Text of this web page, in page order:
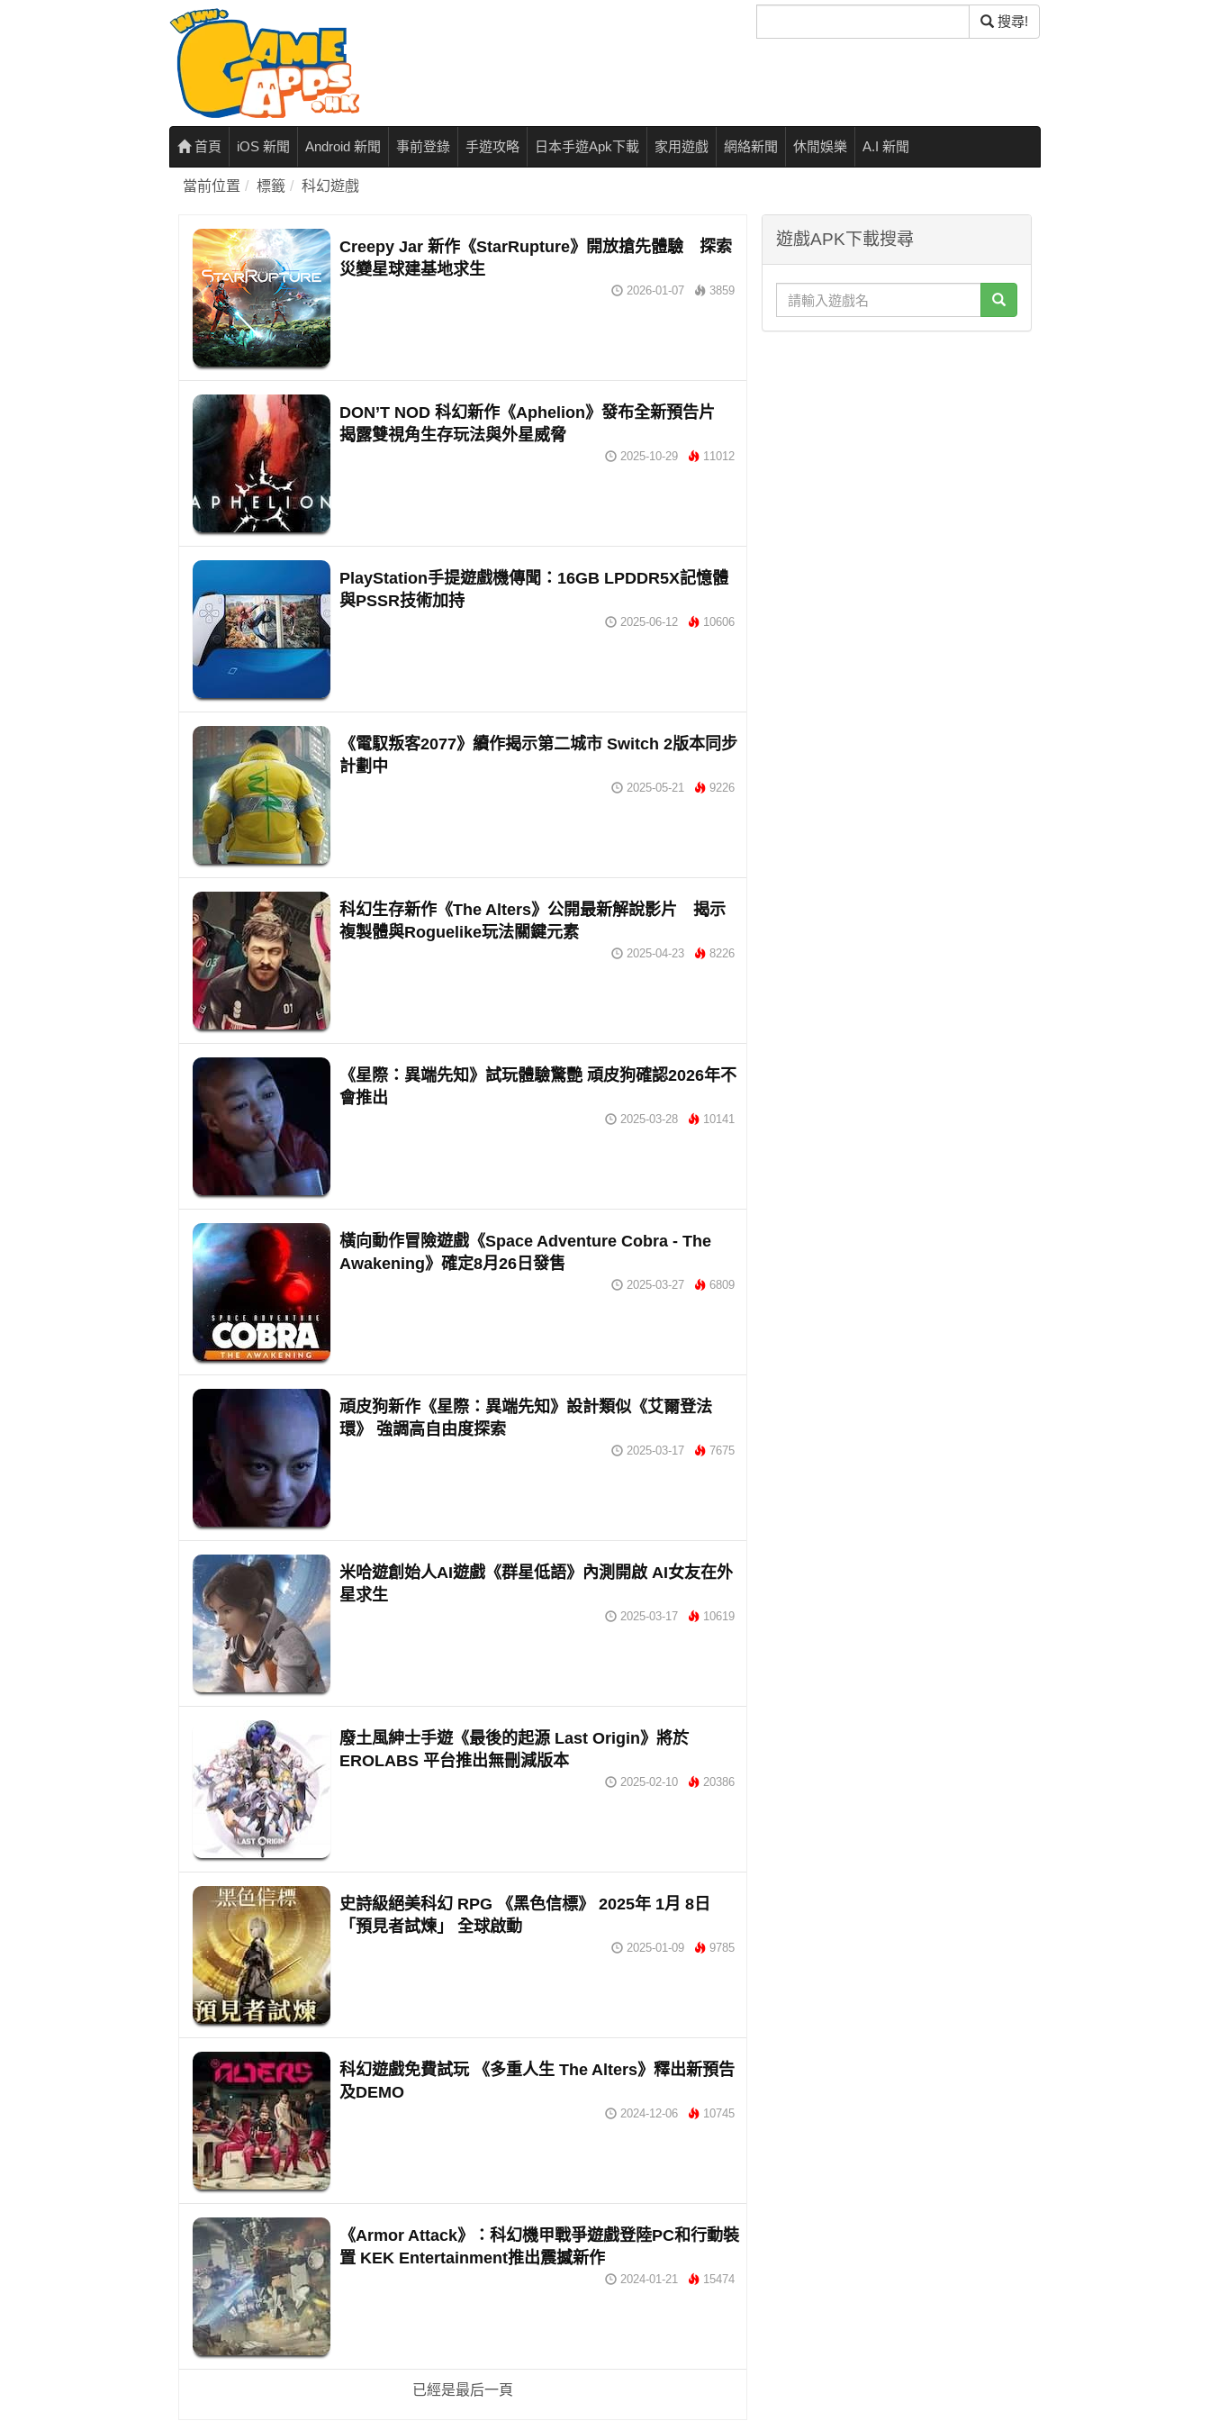
尋
搜尋!
首頁 iOS 新聞 Android 新聞 事前登錄 手遊攻略 日本手遊Apk下載 家用遊戲 網絡新聞 休閒娛樂 A.I 新聞
當前位置 標籤 科幻遊戲
Creepy Jar 新作《StarRupture》開放搶先體驗 探索
災變星球建基地求生
2026-01-07 3859
DON’T NOD 科幻新作《Aphelion》發布全新預告片
揭露雙視角生存玩法與外星威脅
2025-10-29 11012
PlayStation手提遊戲機傳聞：16GB LPDDR5X記憶體
與PSSR技術加持
2025-06-12 10606
《電馭叛客2077》續作揭示第二城市 Switch 2版本同步
計劃中
2025-05-21 9226
科幻生存新作《The Alters》公開最新解說影片 揭示
複製體與Roguelike玩法關鍵元素
2025-04-23 8226
《星際：異端先知》試玩體驗驚艷 頑皮狗確認2026年不
會推出
2025-03-28 10141
橫向動作冒險遊戲《Space Adventure Cobra - The
Awakening》確定8月26日發售
2025-03-27 6809
頑皮狗新作《星際：異端先知》設計類似《艾爾登法
環》 強調高自由度探索
2025-03-17 7675
米哈遊創始人AI遊戲《群星低語》內測開啟 AI女友在外
星求生
2025-03-17 10619
廢土風紳士手遊《最後的起源 Last Origin》將於
EROLABS 平台推出無刪減版本
2025-02-10 20386
史詩級絕美科幻 RPG 《黑色信標》 2025年 1月 8日
「預見者試煉」 全球啟動
2025-01-09 9785
科幻遊戲免費試玩 《多重人生 The Alters》釋出新預告
及DEMO
2024-12-06 10745
《Armor Attack》：科幻機甲戰爭遊戲登陸PC和行動裝
置 KEK Entertainment推出震撼新作
2024-01-21 15474
已經是最后一頁
遊戲APK下載搜尋